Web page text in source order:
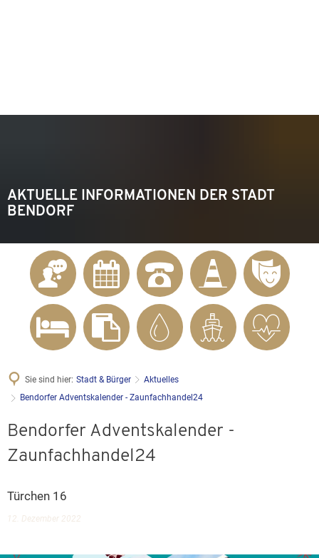
AKTUELLE INFORMATIONEN DER STADT
BENDORF
Sie sind hier: Stadt & Bürger
Aktuelles
Bendorfer Adventskalender - Zaunfachhandel24
Bendorfer Adventskalender -
Zaunfachhandel24
Türchen 16
12. Dezember 2022